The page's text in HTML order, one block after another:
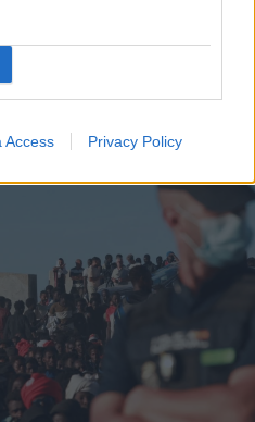
Access Privacy Policy